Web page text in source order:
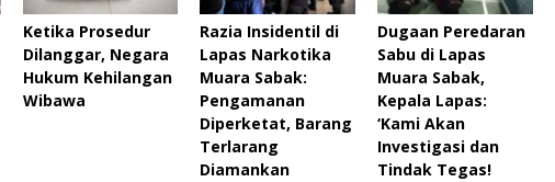
Ketika Prosedur
Dilanggar, Negara
Hukum Kehilangan
Wibawa
Razia Insidentil di
Lapas Narkotika
Muara Sabak:
Pengamanan
Diperketat, Barang
Terlarang
Diamankan
Dugaan Peredaran
Sabu di Lapas
Muara Sabak,
Kepala Lapas:
‘Kami Akan
Investigasi dan
Tindak Tegas!